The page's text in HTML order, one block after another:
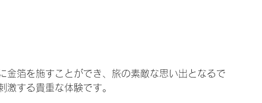
金箔を施すことができ、旅の素敵な思い出となるで
激する貴重な体験です。